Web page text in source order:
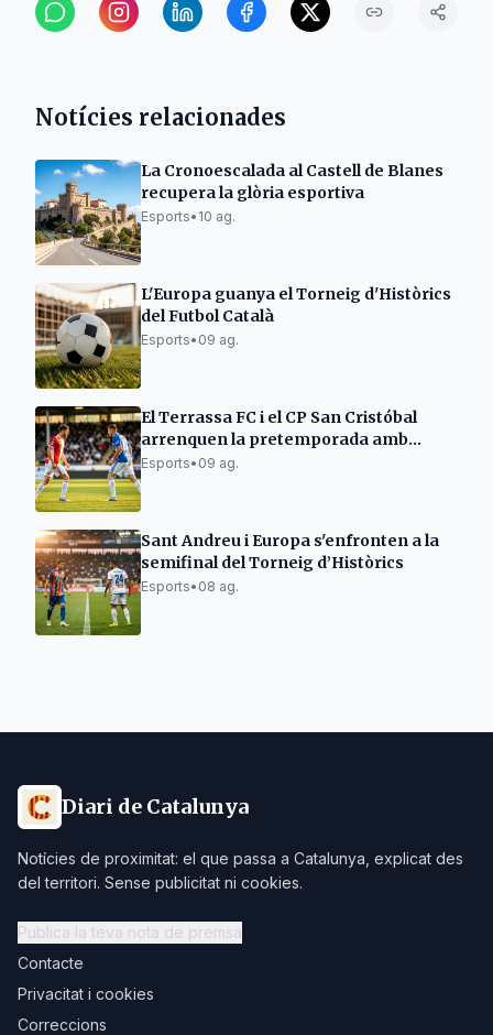
Notícies relacionades
La Cronoescalada al Castell de Blanes
recupera la glòria esportiva
Esports• 10 ag.
L'Europa guanya el Torneig d'Històrics
del Futbol Català
Esports• 09 ag.
El Terrassa FC i el CP San Cristóbal
arrenquen la pretemporada amb
victòries i empats
Esports• 09 ag.
Sant Andreu i Europa s'enfronten a la
semifinal del Torneig d’Històrics
Esports• 08 ag.
Diari de Catalunya
Notícies de proximitat: el que passa a Catalunya, explicat des
del territori. Sense publicitat ni cookies.
Publica la teva nota de premsa
Contacte
Privacitat i cookies
Correccions